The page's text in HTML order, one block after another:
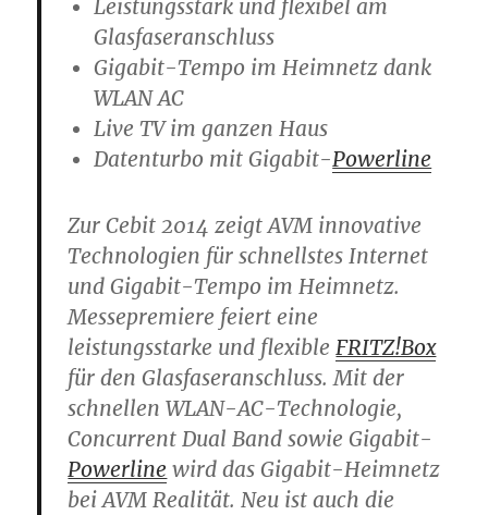
Leistungsstark und flexibel am
Glasfaseranschluss
Gigabit-Tempo im Heimnetz dank
WLAN AC
Live TV im ganzen Haus
Datenturbo mit Gigabit-Powerline
Zur Cebit 2014 zeigt AVM innovative
Technologien für schnellstes Internet
und Gigabit-Tempo im Heimnetz.
Messepremiere feiert eine
leistungsstarke und flexibleFRITZ!Box
für den Glasfaseranschluss. Mit der
schnellen WLAN-AC-Technologie,
Concurrent Dual Band sowie Gigabit-
Powerline wird das Gigabit-Heimnetz
bei AVM Realität. Neu ist auch die